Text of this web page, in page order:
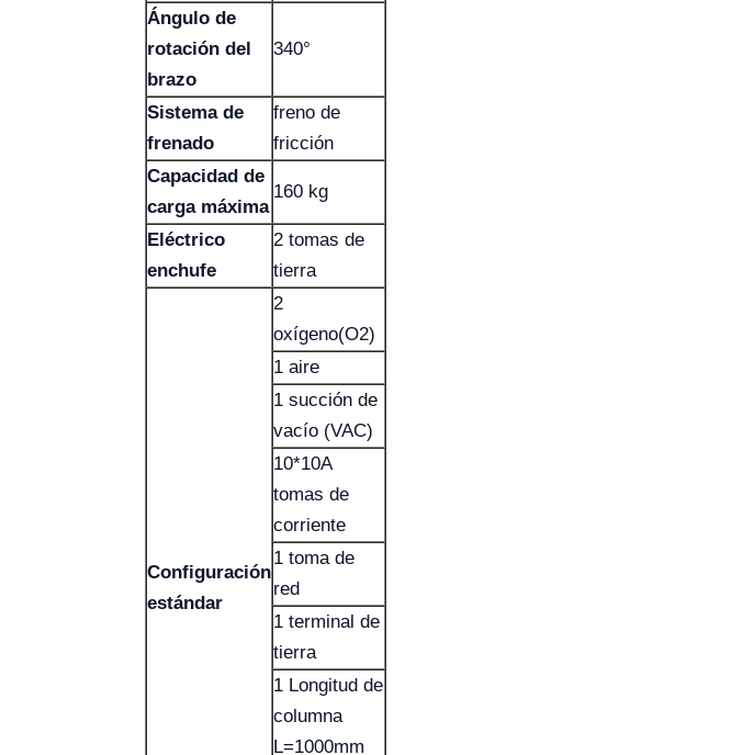
Ángulo de
rotación del
brazo
340°
Sistema de
frenado
freno de
fricción
Capacidad de
carga máxima
160 kg
Eléctrico
enchufe
2 tomas de
tierra
Configuración
estándar
2
oxígeno(O2)
1 aire
1 succión de
vacío (VAC)
10*10A
tomas de
corriente
1 toma de
red
1 terminal de
tierra
1 Longitud de
columna
L=1000mm